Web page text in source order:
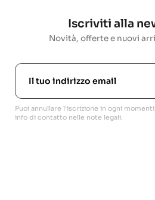
Iscriviti alla
Novità, offerte e nuovi
Puoi annullare l'iscrizione in ogni
info di contatto nelle note legali.